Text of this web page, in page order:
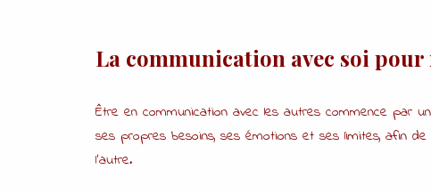
La communication avec soi
Être en communication avec les autres commence par
ses propres besoins, ses émotions et ses limites, afin
l’autre.